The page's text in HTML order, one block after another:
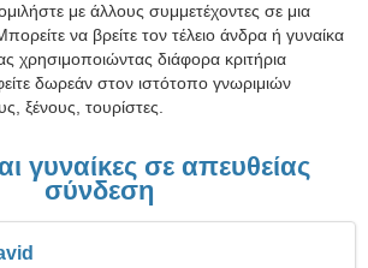
με άλλους συμμετέχοντες σε μια
να βρείτε τον τέλειο άνδρα ή γυναίκα
χρησιμοποιώντας διάφορα κριτήρια
δωρεάν στον ιστότοπο γνωριμιών
ξένους, τουρίστες.
γυναίκες σε απευθείας
σύνδεση